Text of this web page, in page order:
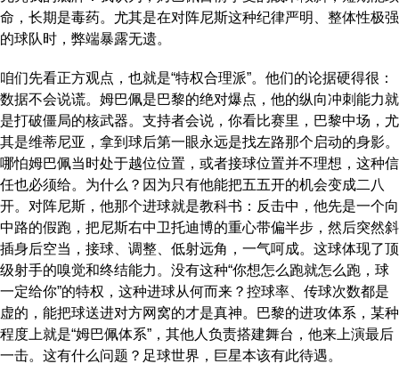
命，长期是毒药。尤其是在对阵尼斯这种纪律严明、整体性极强
的球队时，弊端暴露无遗。
咱们先看正方观点，也就是“特权合理派”。他们的论据硬得很：
数据不会说谎。姆巴佩是巴黎的绝对爆点，他的纵向冲刺能力就
是打破僵局的核武器。支持者会说，你看比赛里，巴黎中场，尤
其是维蒂尼亚，拿到球后第一眼永远是找左路那个启动的身影。
哪怕姆巴佩当时处于越位位置，或者接球位置并不理想，这种信
任也必须给。为什么？因为只有他能把五五开的机会变成二八
开。对阵尼斯，他那个进球就是教科书：反击中，他先是一个向
中路的假跑，把尼斯右中卫托迪博的重心带偏半步，然后突然斜
插身后空当，接球、调整、低射远角，一气呵成。这球体现了顶
级射手的嗅觉和终结能力。没有这种“你想怎么跑就怎么跑，球
一定给你”的特权，这种进球从何而来？控球率、传球次数都是
虚的，能把球送进对方网窝的才是真神。巴黎的进攻体系，某种
程度上就是“姆巴佩体系”，其他人负责搭建舞台，他来上演最后
一击。这有什么问题？足球世界，巨星本该有此待遇。